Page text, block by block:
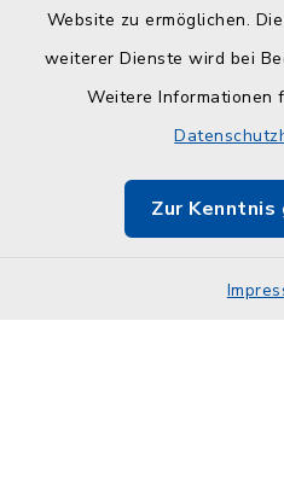
Website zu ermöglichen.
weiterer Dienste wird bei
Weitere Informationen
Zur Kenntnis